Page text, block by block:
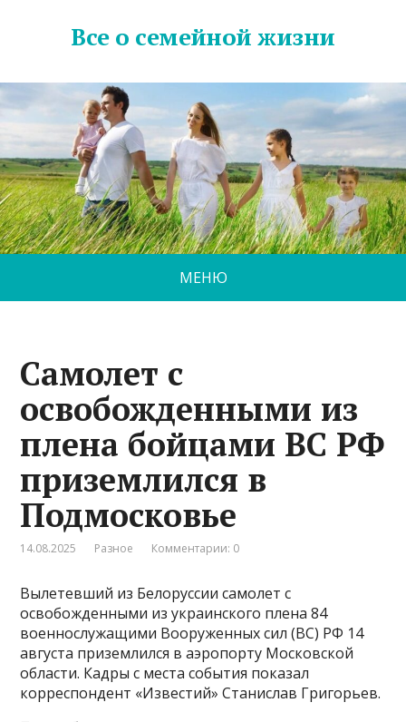
Все о семейной жизни
МЕНЮ
Самолет с
освобожденными из
плена бойцами ВС РФ
приземлился в
Подмосковье
14.08.2025 Разное Комментарии: 0
Вылетевший из Белоруссии самолет с
освобожденными из украинского плена 84
военнослужащими Вооруженных сил (ВС) РФ 14
августа приземлился в аэропорту Московской
области. Кадры с места события показал
корреспондент «Известий» Станислав Григорьев.